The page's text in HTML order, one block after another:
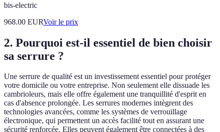
bis-electric
968.00 EURVoir le prix
2. Pourquoi est-il essentiel de bien choisir
sa serrure ?
Une serrure de qualité est un investissement essentiel pour protéger
votre domicile ou votre entreprise. Non seulement elle dissuade les
cambrioleurs, mais elle offre également une tranquillité d'esprit en
cas d'absence prolongée. Les serrures modernes intègrent des
technologies avancées, comme les systèmes de verrouillage
électronique, qui permettent un accès facilité tout en assurant une
sécurité renforcée. Elles peuvent également être connectées à des